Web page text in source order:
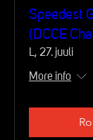
Speedest
(DCCE
L, 27. juuli
More info